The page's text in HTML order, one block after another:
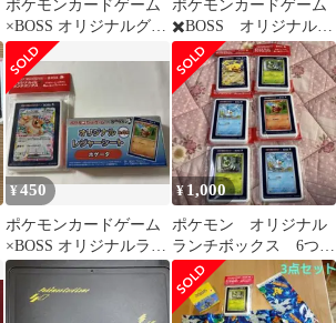
ポケモンカードゲーム
×BOSS オリジナルグッ
ズセット
ポケモンカードゲーム
✖️BOSS オリジナルラ
ンチボックス ニャオ
ハ
¥450
ポケモンカードゲーム
×BOSS オリジナルラン
チボックス レジャーシ
¥ 1,000
ポケモン オリジナル
ランチボックス 6つセ
ット